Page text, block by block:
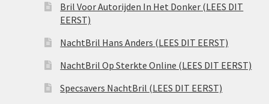
Bril Voor Autorijden In Het Donker (LEES DIT
EERST)
NachtBril Hans Anders (LEES DIT EERST)
NachtBril Op Sterkte Online (LEES DIT EERST)
Specsavers NachtBril (LEES DIT EERST)